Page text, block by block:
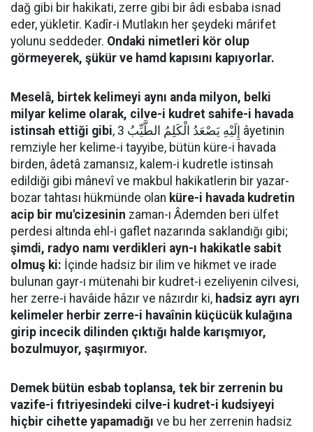
dağ gibi bir hakikati, zerre gibi bir âdi esbaba isnad
eder, yükletir. Kadîr-i Mutlakın her şeydeki mârifet
yolunu seddeder. Ondaki nimetleri kör olup
görmeyerek, şükür ve hamd kapısını kapıyorlar.
Meselâ, birtek kelimeyi aynı anda milyon, belki
milyar kelime olarak, cilve-i kudret sahife-i havada
istinsah ettiği gibi, إِلَيْهِ يَصْعَدُ الْكَلِمُ الطَّيِّبُ 3 âyetinin
remziyle her kelime-i tayyibe, bütün küre-i havada
birden, âdetâ zamansız, kalem-i kudretle istinsah
edildiği gibi mânevî ve makbul hakikatlerin bir yazar-
bozar tahtası hükmünde olan küre-i havada kudretin
acip bir mu'cizesinin zaman-ı Âdemden beri ülfet
perdesi altında ehl-i gaflet nazarında saklandığı gibi;
şimdi, radyo namı verdikleri ayn-ı hakikatle sabit
olmuş ki: İçinde hadsiz bir ilim ve hikmet ve irade
bulunan gayr-ı mütenahi bir kudret-i ezeliyenin cilvesi,
her zerre-i havâide hâzır ve nâzırdır ki, hadsiz ayrı ayrı
kelimeler herbir zerre-i havaînin küçücük kulağına
girip incecik dilinden çıktığı halde karışmıyor,
bozulmuyor, şaşırmıyor.
Demek bütün esbab toplansa, tek bir zerrenin bu
vazife-i fıtriyesindeki cilve-i kudret-i kudsiyeyi
hiçbir cihette yapamadığı ve bu her zerrenin hadsiz